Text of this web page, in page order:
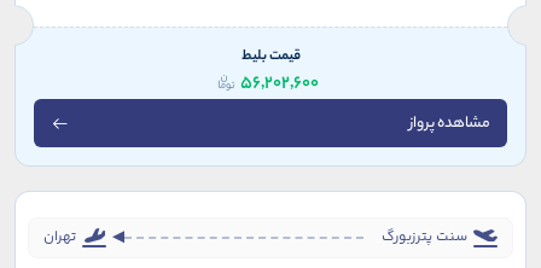
قیمت بلیط
56,202,600
مشاهده پرواز
سنت پترزبورگ تهران